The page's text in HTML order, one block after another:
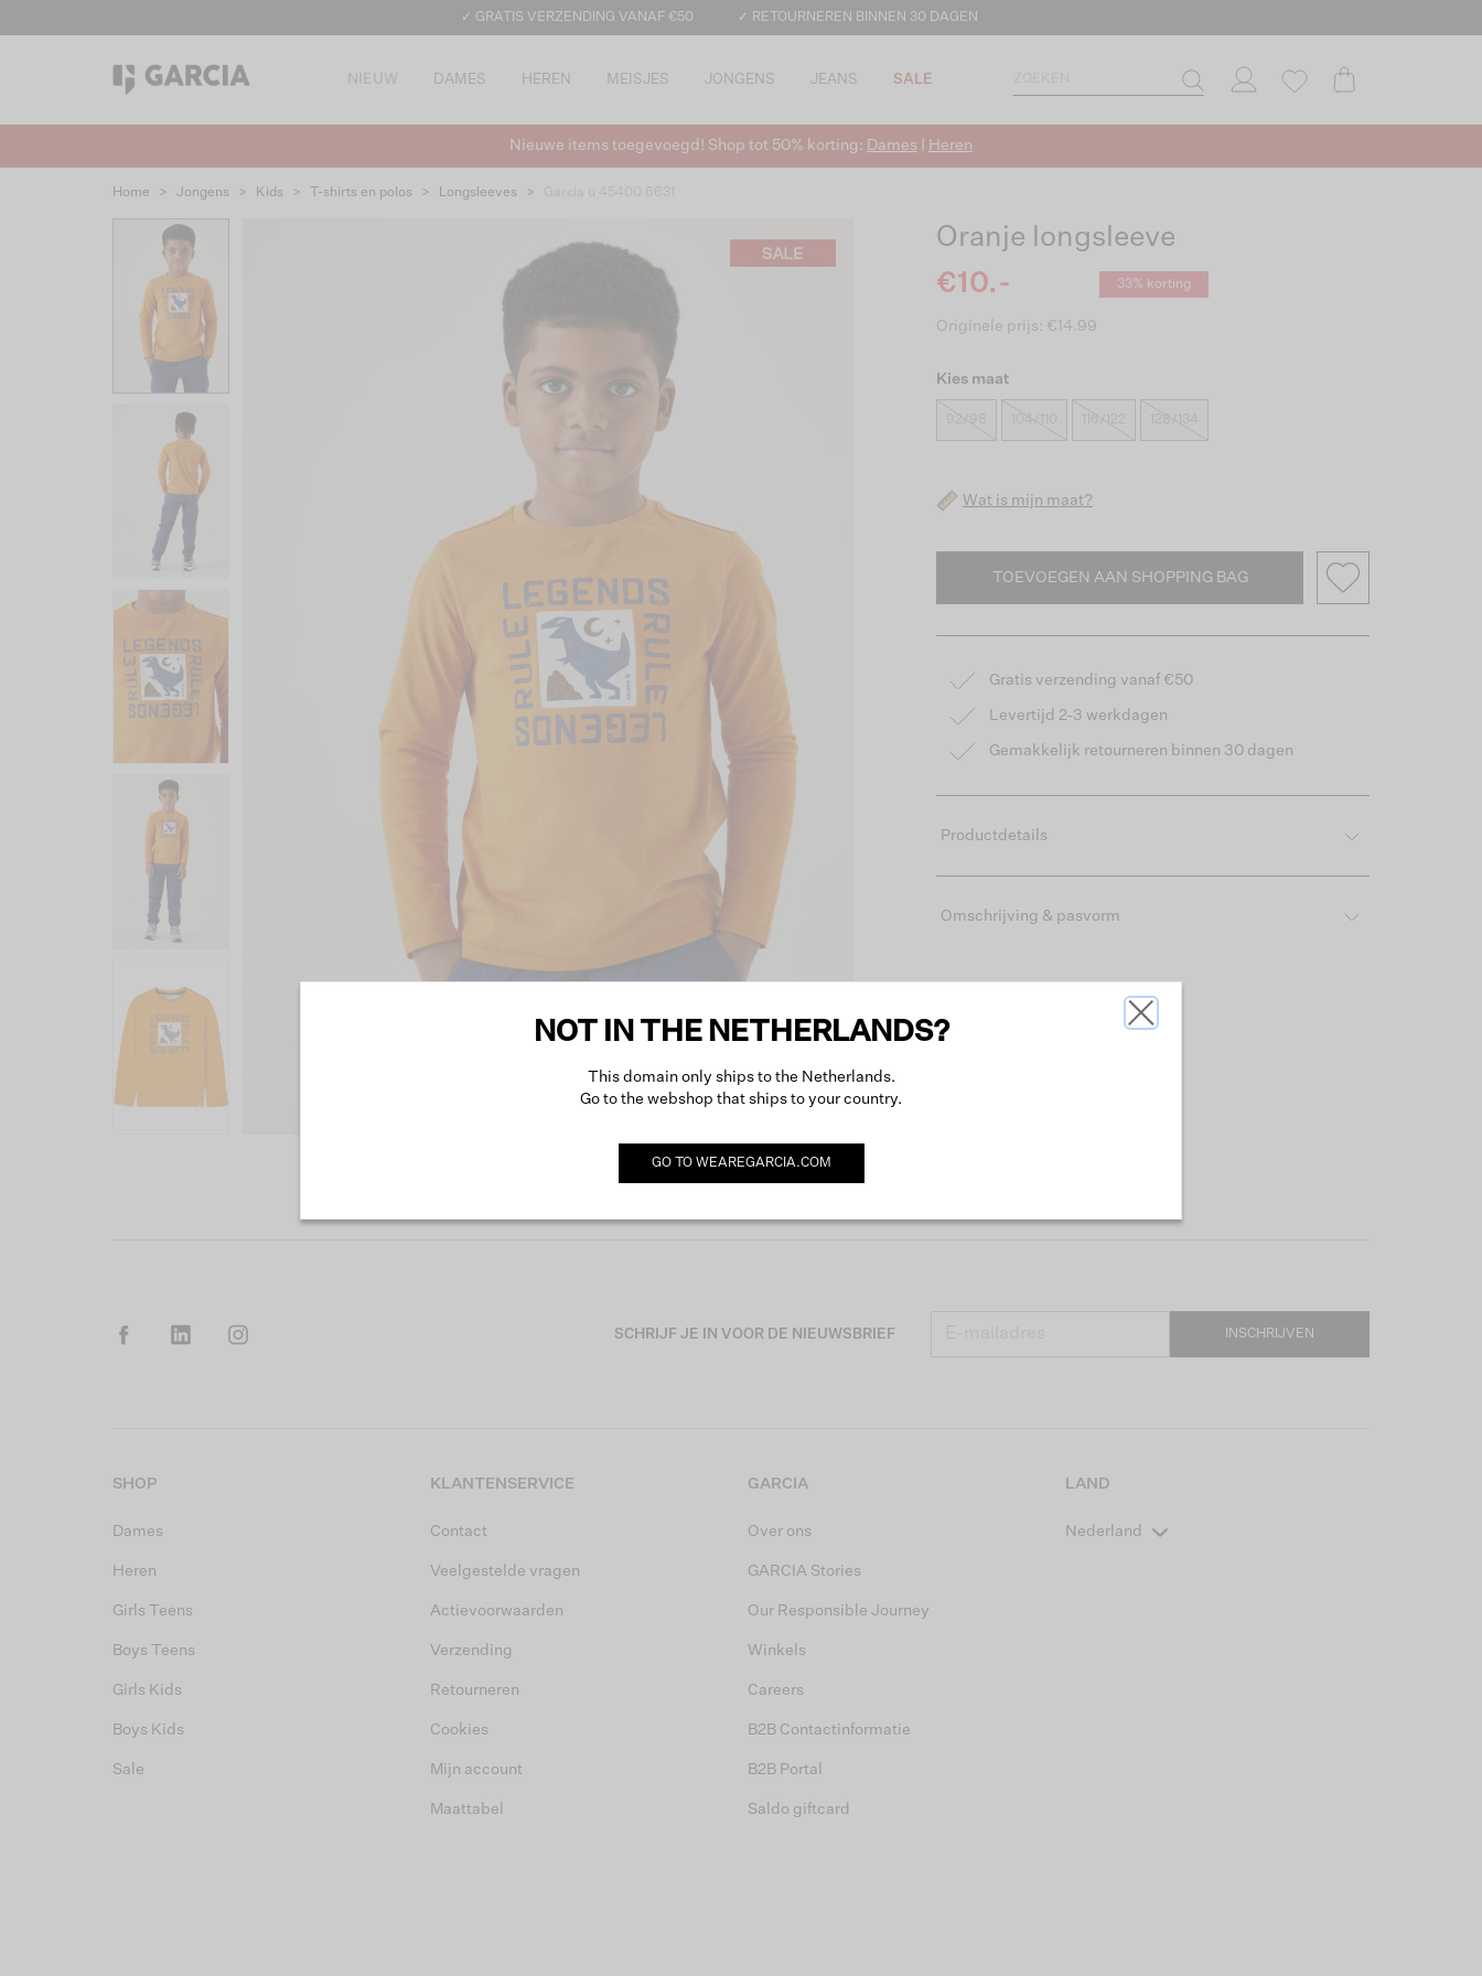
✓ GRATIS VERZENDING VANAF €50 ✓ RETOURNEREN BINNEN 30 DAGEN
NIEUW DAMES HEREN MEISJES JONGENS JEANS SALE
Nieuwe items toegevoegd! Shop tot 50% korting: Dames Heren
Home > Jongens > Kids > T-shirts en polos > Longsleeves >
Oranje longsleeve
€10.-
33% korting
Originele prijs: €14.99
Kies maat
128/134
Wat is mijn maat?
TOEVOEGEN AAN SHOPPING BAG
Gratis verzending vanaf €50
Levertijd 2-3 werkdagen
Gemakkelijk retourneren binnen 30 dagen
Productdetails
Omschrijving & pasvorm
SCHRIJF JE IN VOOR DE NIEUWSBRIEF INSCHRIJVEN
SHOP
Dames
Heren
Girls Teens
Boys Teens
Girls Kids
Boys Kids
Sale
KLANTENSERVICE
Contact
Veelgestelde vragen
Actievoorwaarden
Verzending
Retourneren
Cookies
Mijn account
Maattabel
GARCIA
Over ons
GARCIA Stories
Our Responsible Journey
Winkels
Careers
B2B Contactinformatie
B2B Portal
Saldo giftcard
LAND
Nederland
NOT IN THE NETHERLANDS?
This domain only ships to the Netherlands.
Go to the webshop that ships to your country.
GO TO WEAREGARCIA.COM